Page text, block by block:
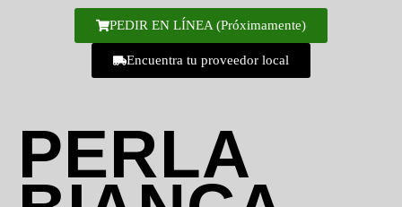
PEDIR EN LÍNEA (Próximamente)
Encuentra tu proveedor local
PERLA